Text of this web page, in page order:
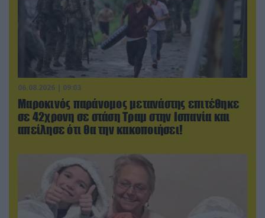
06.08.2026 | 09:03
Μαροκινός παράνομος μετανάστης επιτέθηκε
σε 42χρονη σε στάση Τραμ στην Ισπανία και
απείλησε ότι θα την κακοποιήσει!